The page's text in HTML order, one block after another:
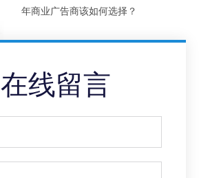
年商业广告商该如何选择？
在线留言